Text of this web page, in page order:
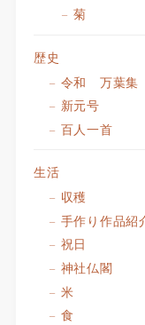
菊
歴史
令和 万葉
新元号
百人一首
生活
収穫
手作り作品
祝日
神社仏閣
米
食